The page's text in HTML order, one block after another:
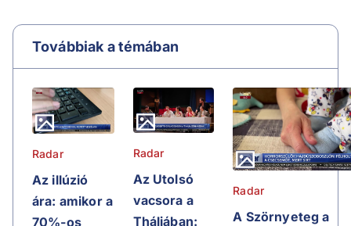
Továbbiak a témában
Radar
Az illúzió
ára: amikor a
70%-os
Radar
Az Utolsó
vacsora a
Tháliában:
Radar
A Szörnyeteg a